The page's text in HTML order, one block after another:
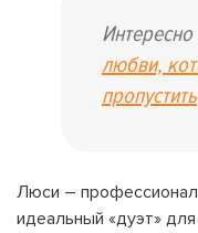
любви,
пропустить
Люси –
идеальный «дуэт»